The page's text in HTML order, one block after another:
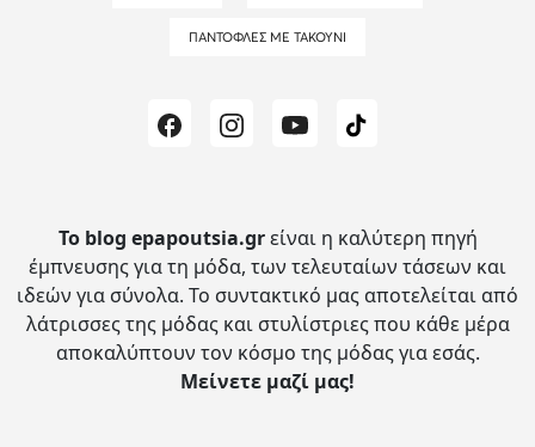
ΠΑΝΤΌΦΛΕΣ ΜΕ ΤΑΚΟΎΝΙ
Το blog epapoutsia.grείναι η καλύτερη πηγή
έμπνευσης για τη μόδα, των τελευταίων τάσεων και
ιδεών για σύνολα. Το συντακτικό μας αποτελείται από
λάτρισσες της μόδας και στυλίστριες που κάθε μέρα
αποκαλύπτουν τον κόσμο της μόδας για εσάς.
Μείνετε μαζί μας!